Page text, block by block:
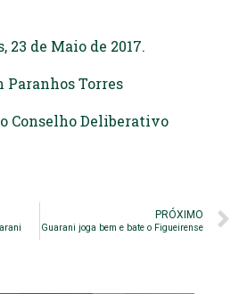
23 de Maio de 2017.
Paranhos Torres
Conselho Deliberativo
PRÓXIMO
Guarani joga bem e bate o Figueirense